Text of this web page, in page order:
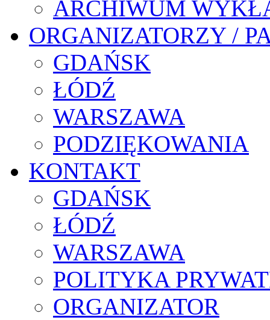
ARCHIWUM
ORGANIZATORZY /
GDAŃSK
ŁÓDŹ
WARSZAWA
PODZIĘKOWANIA
KONTAKT
GDAŃSK
ŁÓDŹ
WARSZAWA
POLITYKA
ORGANIZATOR